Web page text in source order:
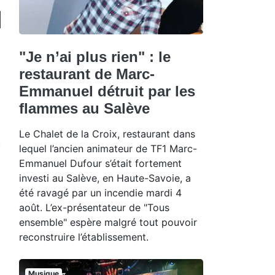
"Je n’ai plus rien" : le
restaurant de Marc-
Emmanuel détruit par les
flammes au Salève
Le Chalet de la Croix, restaurant dans
lequel l’ancien animateur de TF1 Marc-
Emmanuel Dufour s’était fortement
investi au Salève, en Haute-Savoie, a
été ravagé par un incendie mardi 4
août. L’ex-présentateur de "Tous
ensemble" espère malgré tout pouvoir
reconstruire l’établissement.